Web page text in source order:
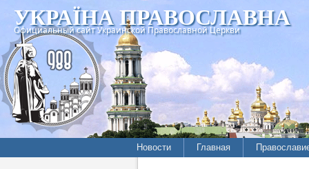
УКРАЇНА ПРАВОСЛАВНА
Официальный сайт Украинской Православной Церкви
Новости Главная